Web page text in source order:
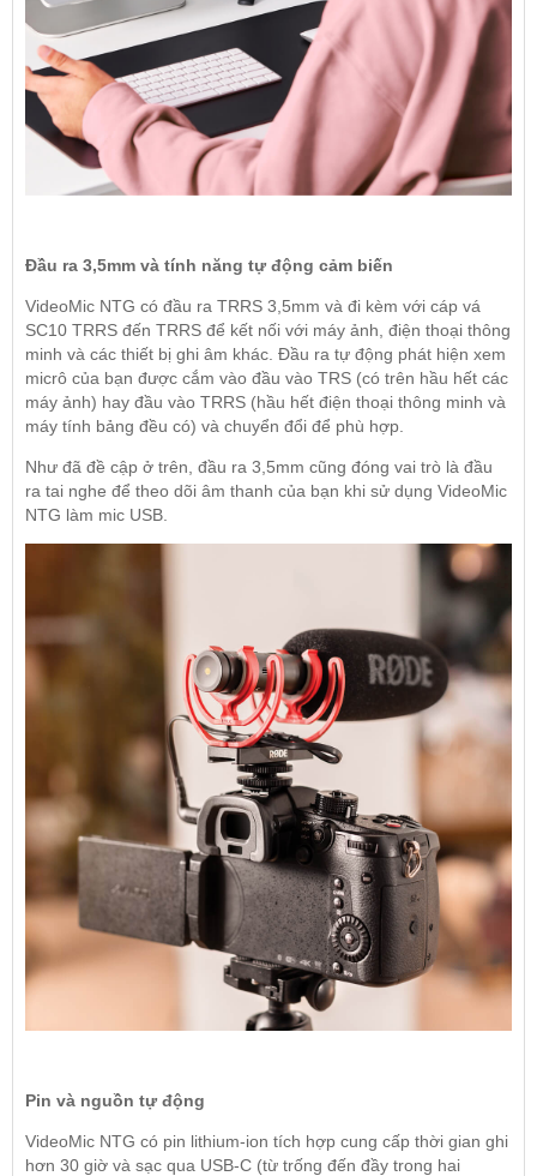
Đầu ra 3,5mm và tính năng tự động cảm biến
VideoMic NTG có đầu ra TRRS 3,5mm và đi kèm với cáp vá
SC10 TRRS đến TRRS để kết nối với máy ảnh, điện thoại thông
minh và các thiết bị ghi âm khác. Đầu ra tự động phát hiện xem
micrô của bạn được cắm vào đầu vào TRS (có trên hầu hết các
máy ảnh) hay đầu vào TRRS (hầu hết điện thoại thông minh và
máy tính bảng đều có) và chuyển đổi để phù hợp.
Như đã đề cập ở trên, đầu ra 3,5mm cũng đóng vai trò là đầu
ra tai nghe để theo dõi âm thanh của bạn khi sử dụng VideoMic
NTG làm mic USB.
Pin và nguồn tự động
VideoMic NTG có pin lithium-ion tích hợp cung cấp thời gian ghi
hơn 30 giờ và sạc qua USB-C (từ trống đến đầy trong hai